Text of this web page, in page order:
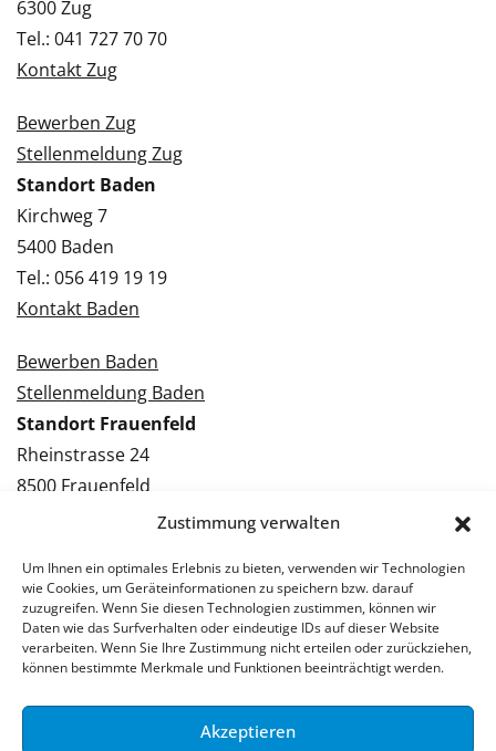
Zustimmung verwalten
Um Ihnen ein optimales Erlebnis zu bieten, verwenden wir Technologien
wie Cookies, um Geräteinformationen zu speichern bzw. darauf
zuzugreifen. Wenn Sie diesen Technologien zustimmen, können wir
Daten wie das Surfverhalten oder eindeutige IDs auf dieser Website
verarbeiten. Wenn Sie Ihre Zustimmung nicht erteilen oder zurückziehen,
können bestimmte Merkmale und Funktionen beeinträchtigt werden.
Akzeptieren
6300 Zug
Tel.: 041 727 70 70
Kontakt Zug
Bewerben Zug
Stellenmeldung Zug
Standort Baden
Kirchweg 7
5400 Baden
Tel.: 056 419 19 19
Kontakt Baden
Bewerben Baden
Stellenmeldung Baden
Standort Frauenfeld
Rheinstrasse 24
8500 Frauenfeld
Tel.: 052 224 09 09
Bewerben Frauenfeld
Stellenmeldung Frauenfeld
© 2026 Stellenpartner AG